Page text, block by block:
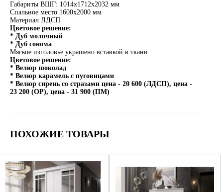
Габариты ВШГ: 1014х1712х2032 мм
Спальное место 1600х2000 мм
Материал ЛДСП
Цветовое решение:
* Дуб молочный
* Дуб сонома
Мягкое изголовье украшено вставкой в ткани
Цветовое решение:
* Велюр шоколад
* Велюр карамель с пуговицами
* Велюр сирень со стразами цена - 20 600 (ЛДСП), цена -
23 200 (ОР), цена - 31 900 (ПМ)
ПОХОЖИЕ ТОВАРЫ